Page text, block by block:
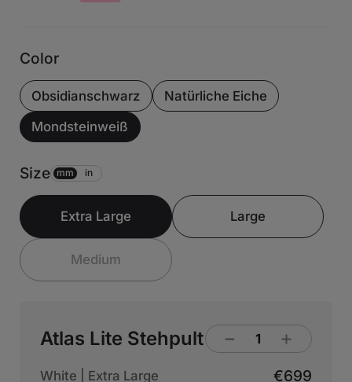
Color
Obsidianschwarz
Natürliche Eiche
Mondsteinweiß
Size mm in
Extra Large Large
Medium
Atlas Lite Stehpult
White | Extra Large €699